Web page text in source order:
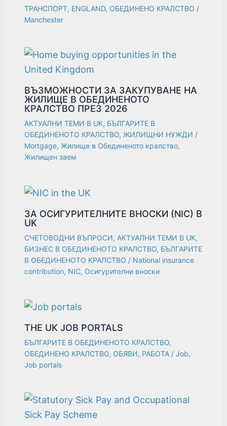
ТРАНСПОРТ, ENGLAND, ОБЕДИНЕНО КРАЛСТВО /
Manchester
ВЪЗМОЖНОСТИ ЗА ЗАКУПУВАНЕ НА
ЖИЛИЩЕ В ОБЕДИНЕНОТО
КРАЛСТВО ПРЕЗ 2026
АКТУАЛНИ ТЕМИ В UK, БЪЛГАРИТЕ В
ОБЕДИНЕНОТО КРАЛСТВО, ЖИЛИЩНИ НУЖДИ /
Mortgage, Жилище в Обединеното кралство,
Жилищен заем
ЗА ОСИГУРИТЕЛНИТЕ ВНОСКИ (NIC) В
UK
СЧЕТОВОДНИ ВЪПРОСИ, АКТУАЛНИ ТЕМИ В UK,
БИЗНЕС В ОБЕДИНЕНОТО КРАЛСТВО, БЪЛГАРИТЕ
В ОБЕДИНЕНОТО КРАЛСТВО / National insurance
contribution, NIC, Осигурителни вноски
THE UK JOB PORTALS
БЪЛГАРИТЕ В ОБЕДИНЕНОТО КРАЛСТВО,
ОБЕДИНЕНО КРАЛСТВО, ОБЯВИ, РАБОТА /Job,
Job portals